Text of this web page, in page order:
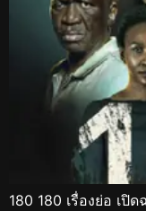
180 180 เรื่องย่อ เ